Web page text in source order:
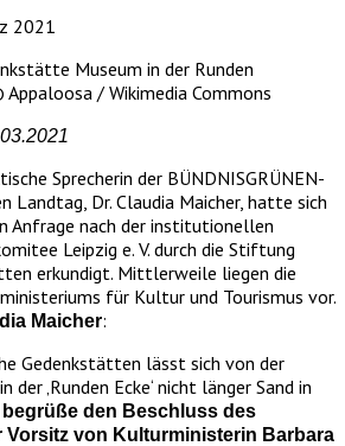
2021
Sprecherin der BÜNDNISGRÜNEN-
Landtag, Dr. Claudia Maicher, hatte sich
Anfrage nach der institutionellen
Leipzig e. V. durch die Stiftung
erkundigt. Mittlerweile liegen die
für Kultur und Tourismus vor.
Maicher:
Gedenkstätten lässt sich von der
der ‚Runden Ecke‘ nicht länger Sand in
begrüße den Beschluss des
von Kulturministerin Barbara